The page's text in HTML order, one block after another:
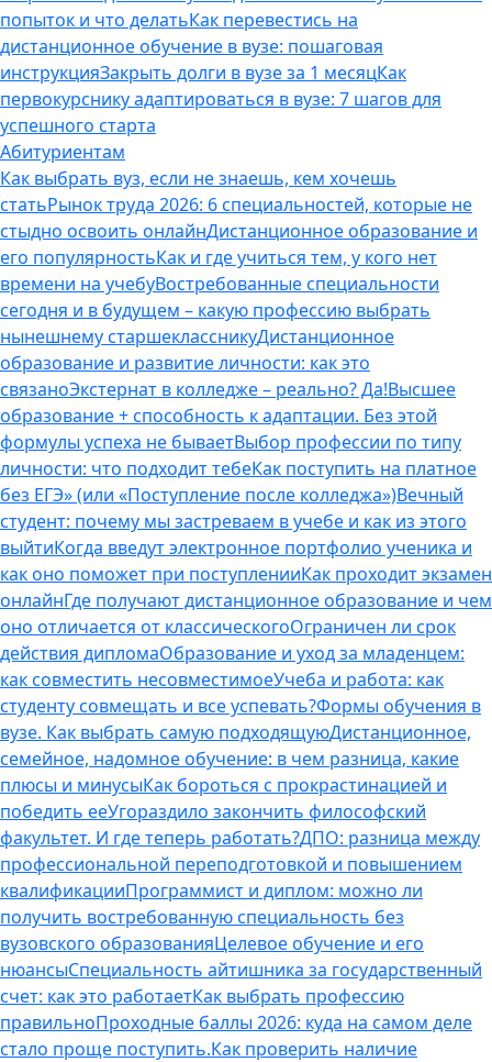
попыток и что делатьКак перевестись на
дистанционное обучение в вузе: пошаговая
инструкцияЗакрыть долги в вузе за 1 месяцКак
первокурснику адаптироваться в вузе: 7 шагов для
успешного старта
Абитуриентам
Как выбрать вуз, если не знаешь, кем хочешь
статьРынок труда 2026: 6 специальностей, которые не
стыдно освоить онлайнДистанционное образование и
его популярностьКак и где учиться тем, у кого нет
времени на учебуВостребованные специальности
сегодня и в будущем – какую профессию выбрать
нынешнему старшеклассникуДистанционное
образование и развитие личности: как это
связаноЭкстернат в колледже – реально? Да!Высшее
образование + способность к адаптации. Без этой
формулы успеха не бываетВыбор профессии по типу
личности: что подходит тебеКак поступить на платное
без ЕГЭ» (или «Поступление после колледжа»)Вечный
студент: почему мы застреваем в учебе и как из этого
выйтиКогда введут электронное портфолио ученика и
как оно поможет при поступленииКак проходит экзамен
онлайнГде получают дистанционное образование и чем
оно отличается от классическогоОграничен ли срок
действия дипломаОбразование и уход за младенцем:
как совместить несовместимоеУчеба и работа: как
студенту совмещать и все успевать?Формы обучения в
вузе. Как выбрать самую подходящуюДистанционное,
семейное, надомное обучение: в чем разница, какие
плюсы и минусыКак бороться с прокрастинацией и
победить ееУгораздило закончить философский
факультет. И где теперь работать?ДПО: разница между
профессиональной переподготовкой и повышением
квалификацииПрограммист и диплом: можно ли
получить востребованную специальность без
вузовского образованияЦелевое обучение и его
нюансыСпециальность айтишника за государственный
счет: как это работаетКак выбрать профессию
правильноПроходные баллы 2026: куда на самом деле
стало проще поступить.Как проверить наличие